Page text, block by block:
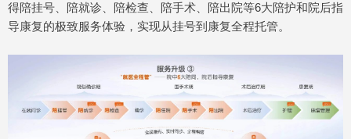
得陪挂号、陪就诊、陪检查、陪手术、陪出院等6大陪护和院后指
导康复的极致服务体验，实现从挂号到康复全程托管。